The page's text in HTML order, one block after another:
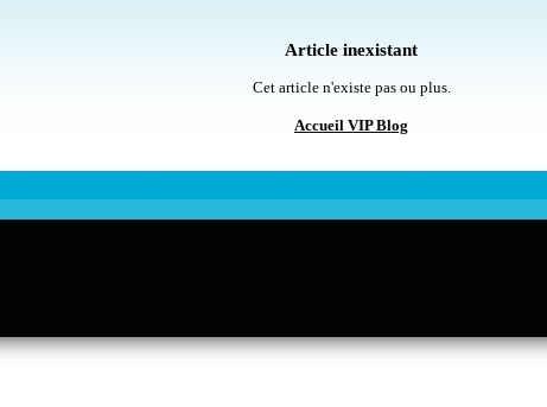
Article inexistant
Cet article n'existe pas ou plus.
Accueil VIP Blog